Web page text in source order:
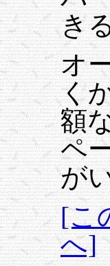
き
オ
く
額
ペ
が
[こ
へ]